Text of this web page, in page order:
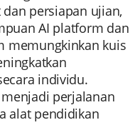
persiapan ujian,
AI platform dan
memungkinkan kuis
individu.
perjalanan
alat pendidikan